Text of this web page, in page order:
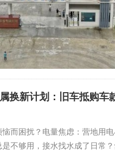
换新计划：旧车抵购
而困扰？电量焦虑：营地用
不够用，接水找水成了日常